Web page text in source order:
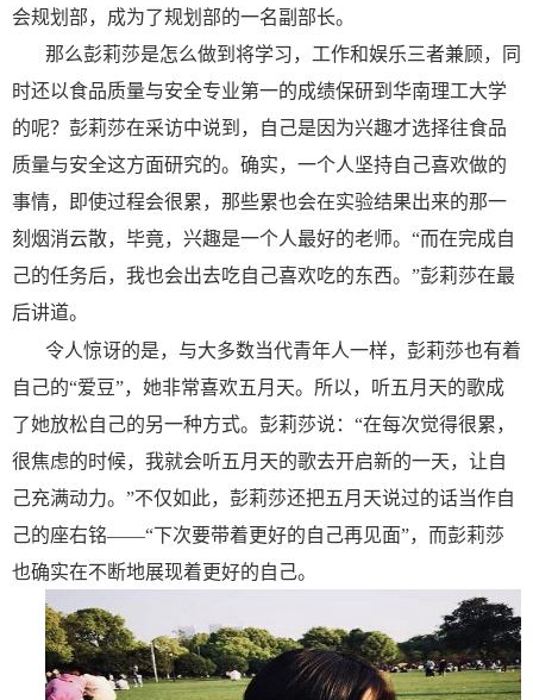
会规划部，成为了规划部的一名副部长。
那么彭莉莎是怎么做到将学习，工作和娱乐三者兼顾，同
时还以食品质量与安全专业第一的成绩保研到华南理工大学
的呢？彭莉莎在采访中说到，自己是因为兴趣才选择往食品
质量与安全这方面研究的。确实，一个人坚持自己喜欢做的
事情，即使过程会很累，那些累也会在实验结果出来的那一
刻烟消云散，毕竟，兴趣是一个人最好的老师。 “而在完成自
己的任务后，我也会出去吃自己喜欢吃的东西。”彭莉莎在最
后讲道。
令人惊讶的是，与大多数当代青年人一样，彭莉莎也有着
自己的“爱豆”，她非常喜欢五月天。所以，听五月天的歌成
了她放松自己的另一种方式。彭莉莎说： “在每次觉得很累，
很焦虑的时候，我就会听五月天的歌去开启新的一天，让自
己充满动力。”不仅如此，彭莉莎还把五月天说过的话当作自
己的座右铭——“下次要带着更好的自己再见面”，而彭莉莎
也确实在不断地展现着更好的自己。